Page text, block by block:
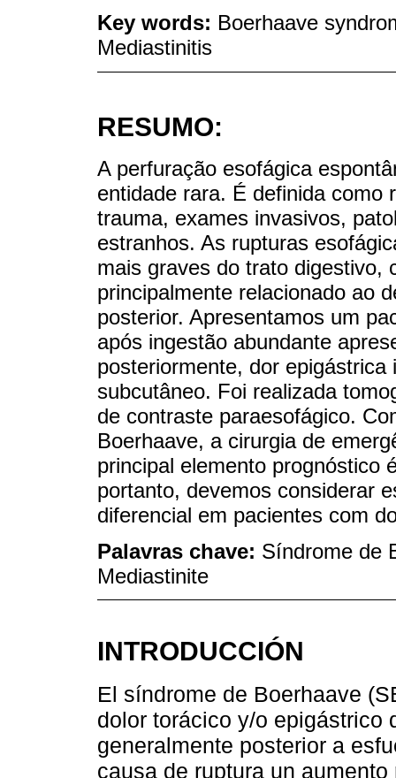
Key words: Boerhaave
Mediastinitis
RESUMO:
A perfuração esofágica
entidade rara. É definida como
trauma, exames invasivos,
estranhos. As rupturas
mais graves do trato digestivo,
principalmente relacionado ao
posterior. Apresentamos um
após ingestão abundante
posteriormente, dor
subcutâneo. Foi realizada
de contraste paraesofágico.
Boerhaave, a cirurgia de
principal elemento prognóstico
portanto, devemos considerar
diferencial em pacientes com
Palavras chave: Síndrome de
Mediastinite
INTRODUCCIÓN
El síndrome de Boerhaave
dolor torácico y/o epigástrico
generalmente posterior a
causa de ruptura un